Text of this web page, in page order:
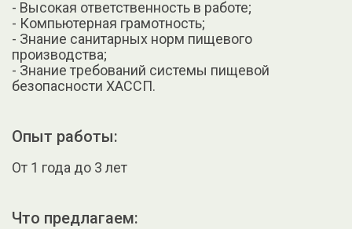
- Высокая ответственность в работе;
- Компьютерная грамотность;
- Знание санитарных норм пищевого
производства;
- Знание требований системы пищевой
безопасности ХАССП.
Опыт работы:
От 1 года до 3 лет
Что предлагаем: